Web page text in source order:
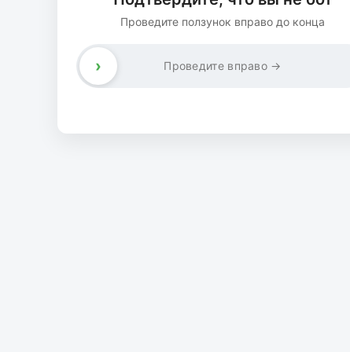
Проведите ползунок вправо до конца
Проведите вправо →
›